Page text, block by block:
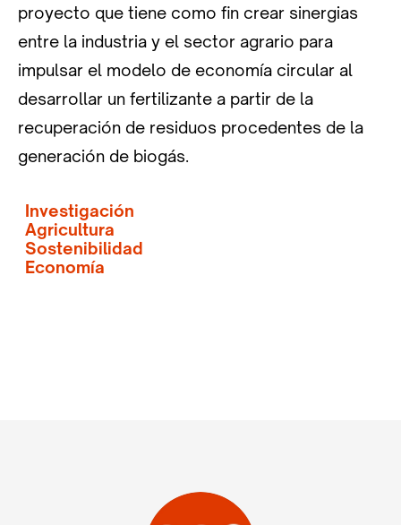
proyecto que tiene como fin crear sinergias
entre la industria y el sector agrario para
impulsar el modelo de economía circular al
desarrollar un fertilizante a partir de la
recuperación de residuos procedentes de la
generación de biogás.
Investigación
Agricultura
Sostenibilidad
Economía